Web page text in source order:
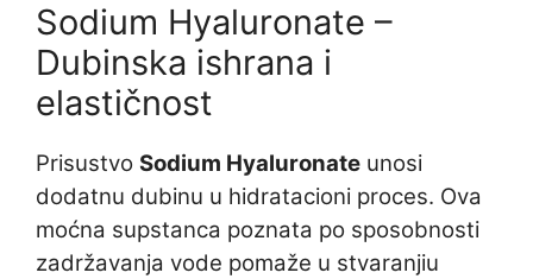
Sodium Hyaluronate –
Dubinska ishrana i
elastičnost
Prisustvo Sodium Hyaluronate unosi
dodatnu dubinu u hidratacioni proces. Ova
moćna supstanca poznata po sposobnosti
zadržavanja vode pomaže u stvaranjiu